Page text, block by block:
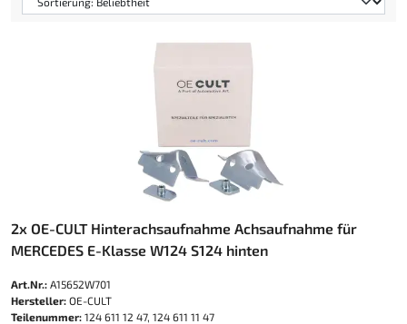
2x OE-CULT Hinterachsaufnahme Achsaufnahme für
MERCEDES E-Klasse W124 S124 hinten
Art.Nr.: A15652W701
Hersteller: OE-CULT
Teilenummer: 124 611 12 47, 124 611 11 47